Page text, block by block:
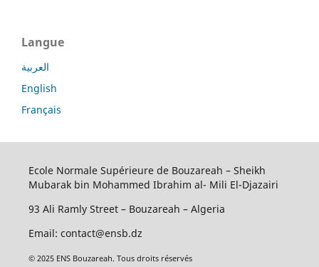
Langue
العربية
English
Français
Ecole Normale Supérieure de Bouzareah – Sheikh
Mubarak bin Mohammed Ibrahim al- Mili El-Djazairi
93 Ali Ramly Street – Bouzareah – Algeria
Email: contact@ensb.dz
© 2025 ENS Bouzareah. Tous droits réservés